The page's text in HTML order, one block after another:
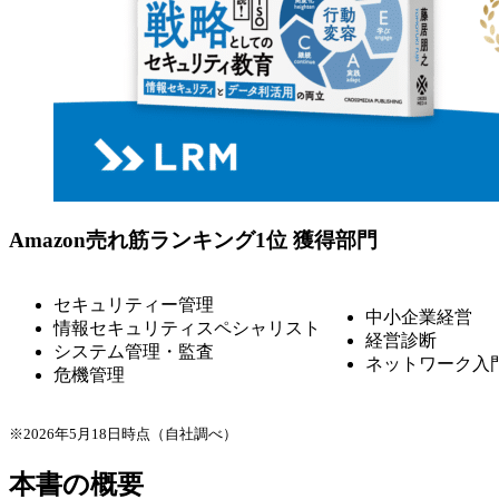
Amazon売れ筋ランキング1位 獲得部門
セキュリティー管理
情報セキュリティスペシャリスト
システム管理・監査
危機管理
中小企業経営
経営診断
ネットワーク入
※2026年5月18日時点（自社調べ）
本書の概要